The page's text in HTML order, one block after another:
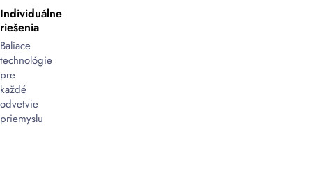
automatizovaných
systémoch:
Mnohé
systémy
balenia
môžu
byť
prispôsobené
Individuálne
riešenia
Baliace
technológie
pre
každé
odvetvie
priemyslu